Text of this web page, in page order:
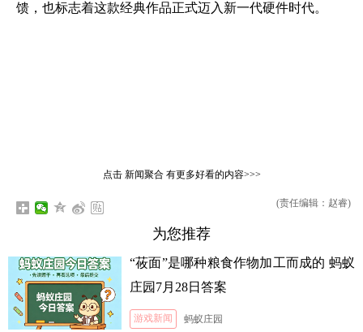
馈，也标志着这款经典作品正式迈入新一代硬件时代。
点击 新闻聚合有更多好看的内容>>>
(责任编辑：赵睿)
为您推荐
“莜面”是哪种粮食作物加工而成的 蚂蚁
庄园7月28日答案
游戏新闻 蚂蚁庄园